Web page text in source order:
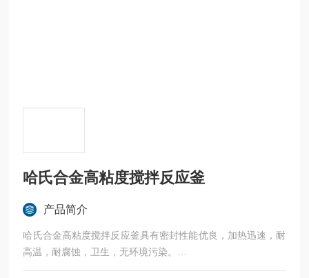
哈氏合金高粘度搅拌反应釜
产品简介
哈氏合金高粘度搅拌反应釜具有密封性能优良，加热迅速，耐
高温，耐腐蚀，卫生，无环境污染。
广泛应用于科研，实验室试验，化工，食品，涂料，热熔胶，